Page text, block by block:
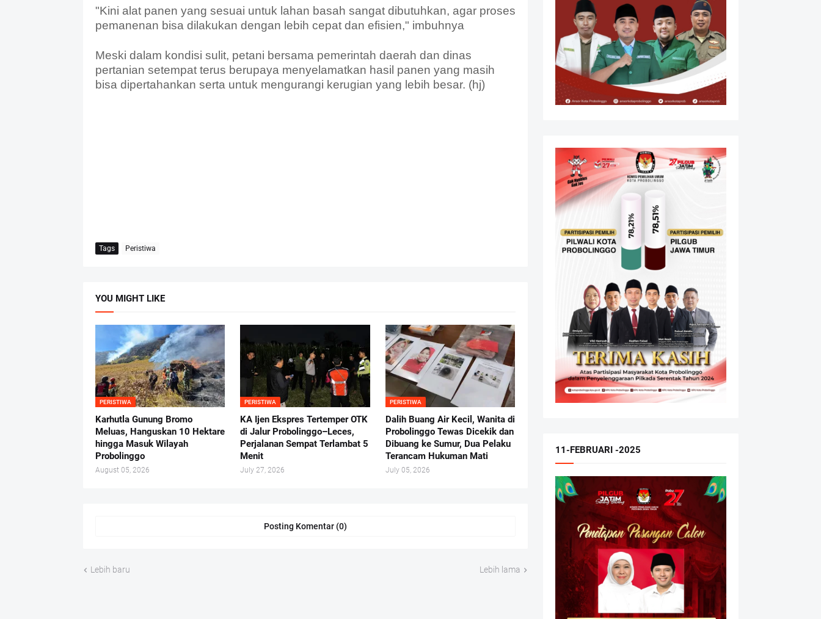
"Kini alat panen yang sesuai untuk lahan basah sangat dibutuhkan, agar proses
pemanenan bisa dilakukan dengan lebih cepat dan efisien," imbuhnya
Meski dalam kondisi sulit, petani bersama pemerintah daerah dan dinas
pertanian setempat terus berupaya menyelamatkan hasil panen yang masih
bisa dipertahankan serta untuk mengurangi kerugian yang lebih besar. (hj)
Tags Peristiwa
YOU MIGHT LIKE
PERISTIWA
Karhutla Gunung Bromo
Meluas, Hanguskan 10 Hektare
hingga Masuk Wilayah
Probolinggo
August 05, 2026
PERISTIWA
KA Ijen Ekspres Tertemper OTK
di Jalur Probolinggo–Leces,
Perjalanan Sempat Terlambat 5
Menit
July 27, 2026
PERISTIWA
Dalih Buang Air Kecil, Wanita di
Probolinggo Tewas Dicekik dan
Dibuang ke Sumur, Dua Pelaku
Terancam Hukuman Mati
July 05, 2026
Posting Komentar (0)
Lebih baru Lebih lama
11-FEBRUARI -2025